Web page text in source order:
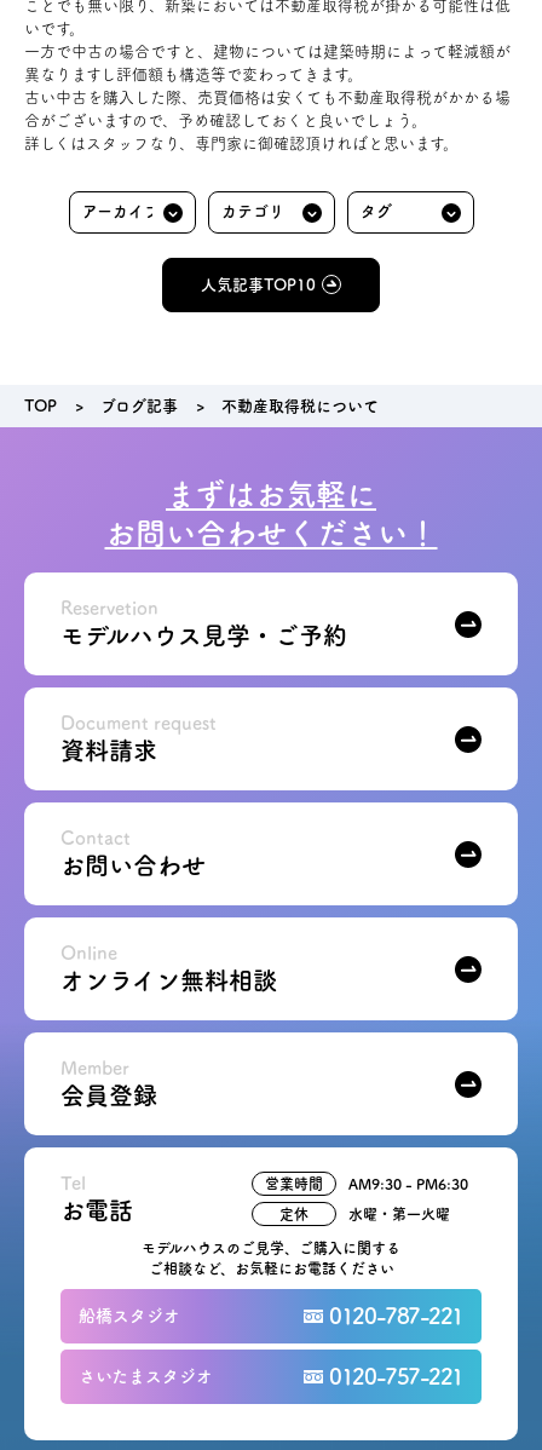
ことでも無い限り、新築においては不動産取得税が掛かる可能性は低
いです。
一方で中古の場合ですと、建物については建築時期によって軽減額が
異なりますし評価額も構造等で変わってきます。
古い中古を購入した際、売買価格は安くても不動産取得税がかかる場
合がございますので、予め確認しておくと良いでしょう。
詳しくはスタッフなり、専門家に御確認頂ければと思います。
人気記事TOP10
TOP ブログ記事 不動産取得税について
まずはお気軽に
お問い合わせください！
モデルハウス見学・ご予約
Reservetion
資料請求
Document request
お問い合わせ
Contact
オンライン無料相談
Online
会員登録
Member
Tel
お電話
モデルハウスのご見学、ご購入に関する
ご相談など、お気軽にお電話ください
船橋スタジオ 0120-787-221
さいたまスタジオ 0120-757-221
営業時間 AM9:30 - PM6:30
定休 水曜・第一火曜